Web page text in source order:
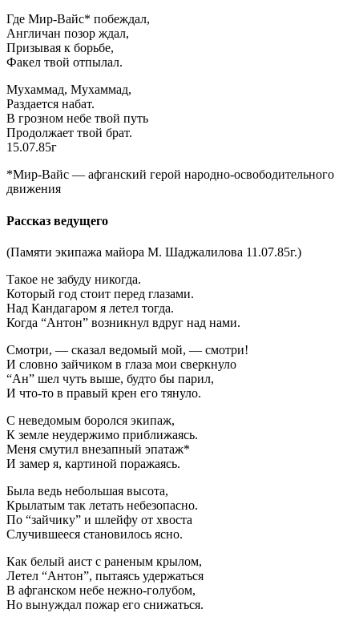
Где Мир-Вайс* побеждал,
Англичан позор ждал,
Призывая к борьбе,
Факел твой отпылал.
Мухаммад, Мухаммад,
Раздается набат.
В грозном небе твой путь
Продолжает твой брат.
15.07.85г
*Мир-Вайс — афганский герой народно-освободительного
движения
Рассказ ведущего
(Памяти экипажа майора М. Шаджалилова 11.07.85г.)
Такое не забуду никогда.
Который год стоит перед глазами.
Над Кандагаром я летел тогда.
Когда “Антон” возникнул вдруг над нами.
Смотри, — сказал ведомый мой, — смотри!
И словно зайчиком в глаза мои сверкнуло
“Ан” шел чуть выше, будто бы парил,
И что-то в правый крен его тянуло.
С неведомым боролся экипаж,
К земле неудержимо приближаясь.
Меня смутил внезапный эпатаж*
И замер я, картиной поражаясь.
Была ведь небольшая высота,
Крылатым так летать небезопасно.
По “зайчику” и шлейфу от хвоста
Случившееся становилось ясно.
Как белый аист с раненым крылом,
Летел “Антон”, пытаясь удержаться
В афганском небе нежно-голубом,
Но вынуждал пожар его снижаться.